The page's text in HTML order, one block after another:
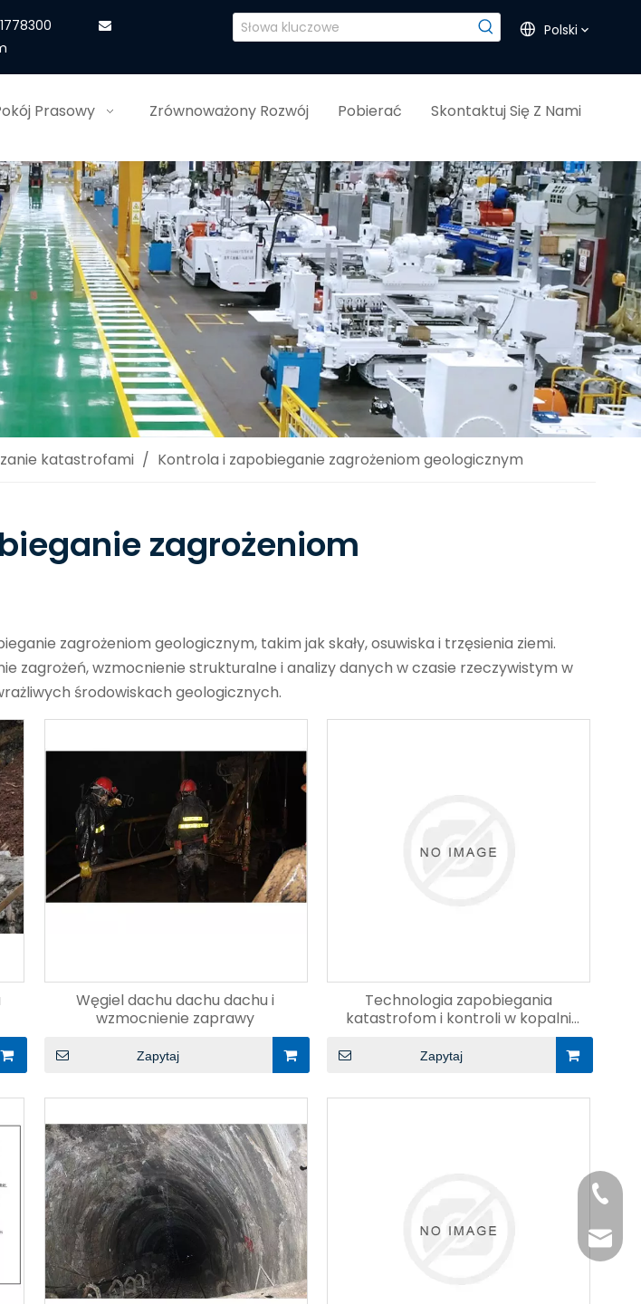
/ 81778300 Polski
Prasowy Zrównoważony Rozwój Pobierać Skontaktuj Się Z Nami
katastrofami / Kontrola i zapobieganie zagrożeniom geologicznym
zagrożeniom
zagrożeniom geologicznym, takim jak skały, osuwiska i trzęsienia ziemi.
zagrożeń, wzmocnienie strukturalne i analizy danych w czasie rzeczywistym w
środowiskach geologicznych.
Węgiel dachu dachu dachu i
wzmocnienie zaprawy
Zapytaj
Technologia zapobiegania
katastrofom i kontroli w kopalni
Zapytaj
+86-
+86-